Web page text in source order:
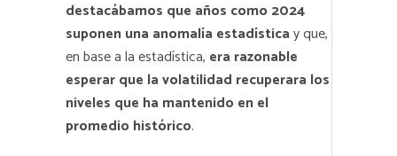
destacábamos que años como 2024
suponen una anomalía estadísticay que,
en base a la estadística, era razonable
esperar que la volatilidad recuperara los
niveles que ha mantenido en el
promedio histórico.